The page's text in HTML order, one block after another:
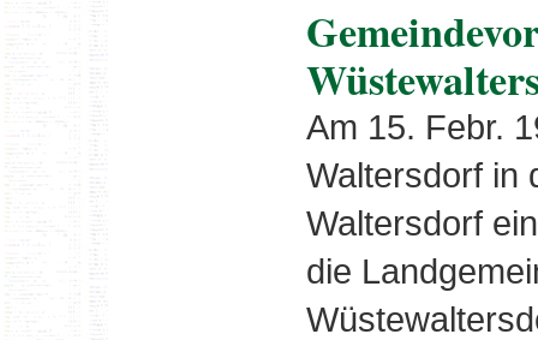
Am 15. Febr.
Waltersdorf in
Waltersdorf
die